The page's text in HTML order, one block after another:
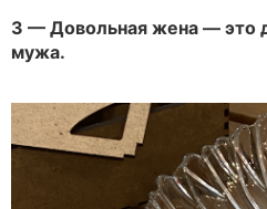
3 — Довольная жена — это
мужа.